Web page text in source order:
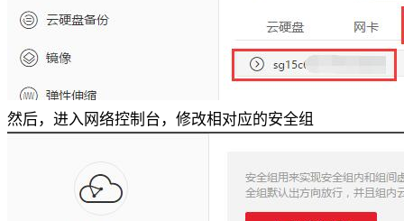
然后，进入网络控制台，修改相对应的安全组